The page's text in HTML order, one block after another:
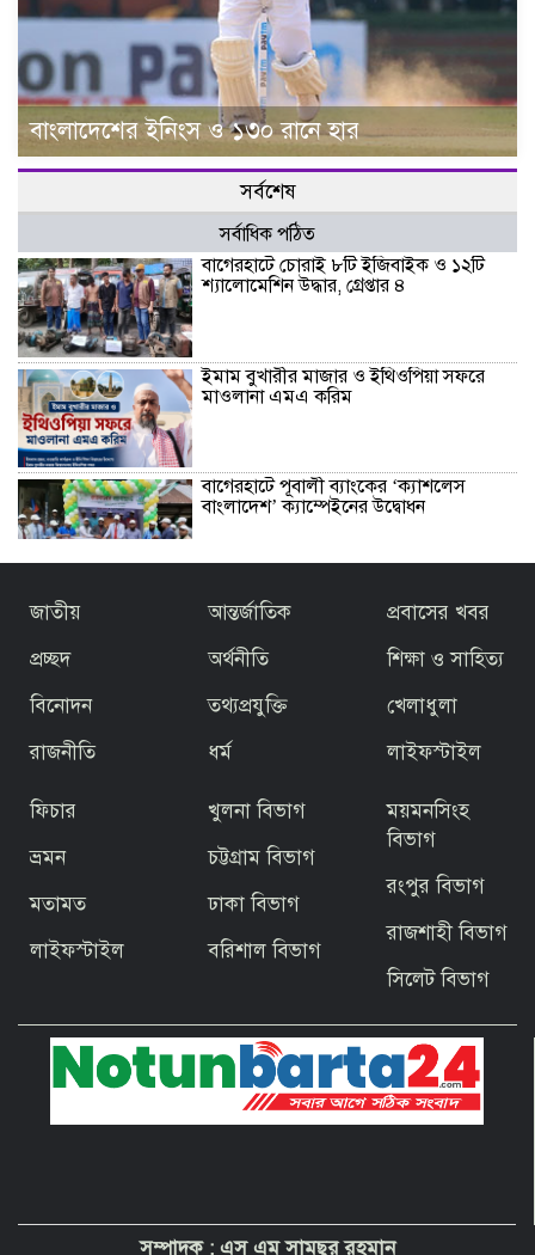
বাংলাদেশের ইনিংস ও ১৩০ রানে হার
সর্বশেষ
সর্বাধিক পঠিত
বাগেরহাটে চোরাই ৮টি ইজিবাইক ও ১২টি
শ্যালোমেশিন উদ্ধার, গ্রেপ্তার ৪
ইমাম বুখারীর মাজার ও ইথিওপিয়া সফরে
মাওলানা এমএ করিম
বাগেরহাটে পূবালী ব্যাংকের ‘ক্যাশলেস
বাংলাদেশ’ ক্যাম্পেইনের উদ্বোধন
বাজেটকে সময়োপযোগী ও জনকল্যাণমুখী
আখ্যা দিলেন মাওলানা এম.এ. করিম ইবনে
তৃতীয় ধাপে ফ্যামিলি কার্ড বিতরণ কার্যক্রমের
জিয়ার স্বাধীনতার ঘোষণার অভয়মন্ত্রে যুদ্ধে
বাগেরহাটের ফকিরহাটে শেষ মুহূর্তে ব্যস্ত সময়
পার করছেন কামারশিল্পীরা
দেশবাসীকে প্রধানমন্ত্রীর ঈদুল আজহার
শুভেচ্ছা
জাতীয়
প্রচ্ছদ
বিনোদন
রাজনীতি
আন্তর্জাতিক
অর্থনীতি
তথ্যপ্রযুক্তি
ধর্ম
প্রবাসের খবর
শিক্ষা ও সাহিত্য
খেলাধুলা
লাইফস্টাইল
ফিচার
ভ্রমন
মতামত
লাইফস্টাইল
খুলনা বিভাগ
চট্টগ্রাম বিভাগ
ঢাকা বিভাগ
বরিশাল বিভাগ
ময়মনসিংহ
বিভাগ
রংপুর বিভাগ
রাজশাহী বিভাগ
সিলেট বিভাগ
সম্পাদক : এস এম সামছুর রহমান